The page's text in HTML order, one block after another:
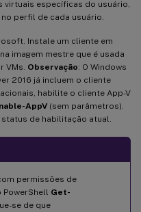
específicas do usuário,
perfil de cada usuário.
Instale um cliente em
imagem mestre que é usada
VMs. Observação: O Windows
2016 já incluem o cliente
habilite o cliente App-V
AppV (sem parâmetros).
de habilitação atual.
permissões de
Get-
se de que